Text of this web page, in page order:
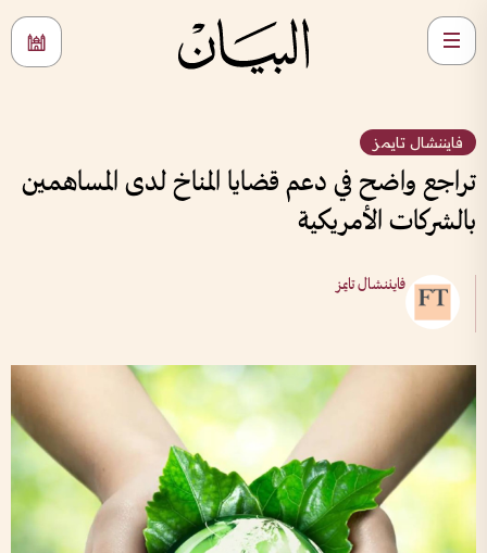
فايننشال تايمز
تراجع واضح في دعم قضايا المناخ لدى المساهمين
بالشركات الأمريكية
فايننشال تايمز